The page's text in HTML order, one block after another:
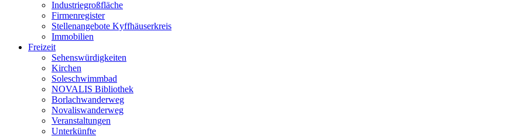
Industriegroßfläche
Firmenregister
Stellenangebote Kyffhäuserkreis
Immobilien
Freizeit
Sehenswürdigkeiten
Kirchen
Soleschwimmbad
NOVALIS Bibliothek
Borlachwanderweg
Novaliswanderweg
Veranstaltungen
Unterkünfte